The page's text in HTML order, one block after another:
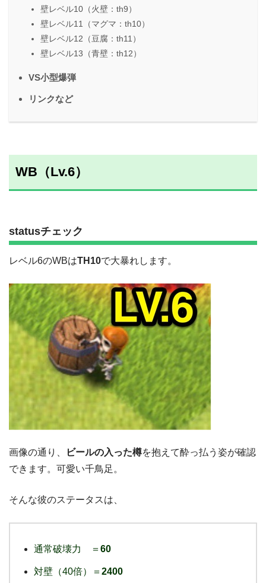
壁レベル10（火壁：th9）
壁レベル11（マグマ：th10）
壁レベル12（豆腐：th11）
壁レベル13（青壁：th12）
VS小型爆弾
リンクなど
WB（Lv.6）
statusチェック
レベル6のWBはTH10で大暴れします。
画像の通り、 ビールの入った樽を抱えて酔っ払う姿が確認
できます。可愛い千鳥足。
そんな彼のステータスは、
通常破壊力 ＝ 60
対壁（40倍）＝ 2400